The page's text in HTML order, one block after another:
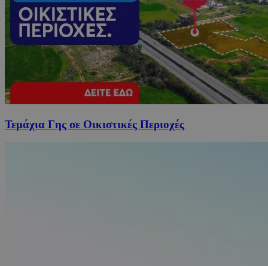
Τεμάχια Γης σε Οικιστικές Περιοχές